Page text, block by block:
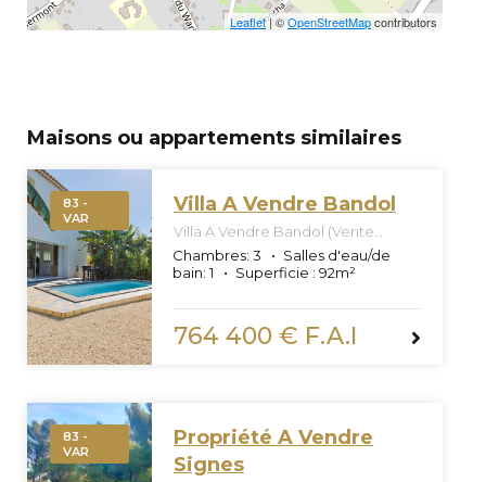
Leaflet|©OpenStreetMapcontributors
Maisons ou appartements similaires
83 -
VAR
Villa A Vendre Bandol
Villa A Vendre Bandol (Vente
Confidentielle Off Market)
Chambres: 3
Salles d'eau/de
bain: 1 Superficie : 92m²
764 400 € F.A.I
83 -
VAR
Propriété A Vendre
Signes